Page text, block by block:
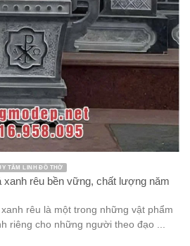
TÂM LINH ĐỒ THỜ
rêu bền vững, chất lượng năm
rêu là một trong những vật phẩm
riêng cho những người theo đạo ...